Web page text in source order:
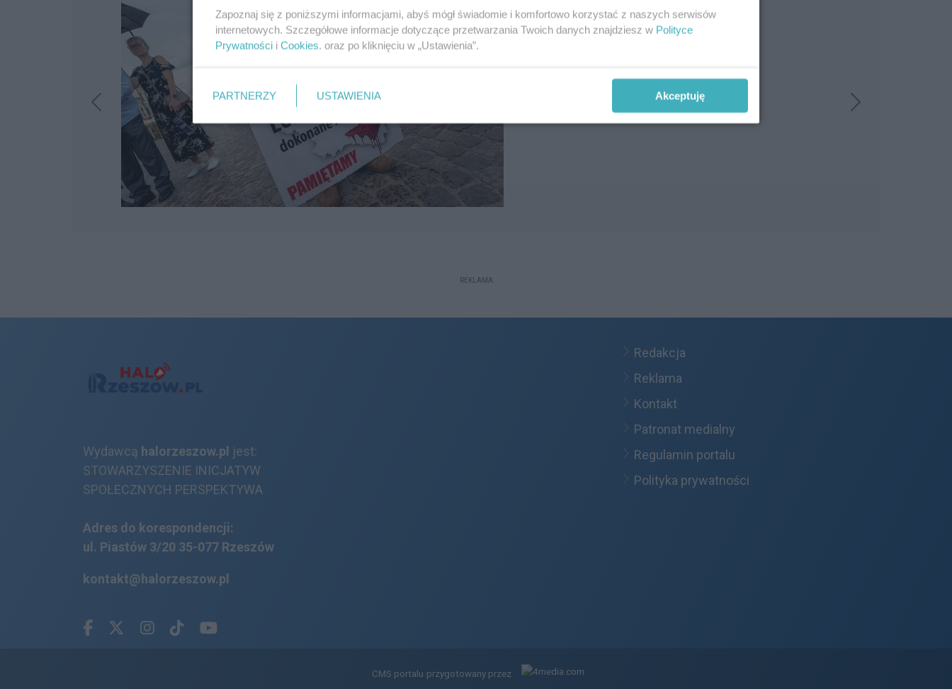
REKLAMA
Wydawcą halorzeszow.pl jest:
STOWARZYSZENIE INICJATYW
SPOŁECZNYCH PERSPEKTYWA
Adres do korespondencji:
ul. Piastów 3/20 35-077 Rzeszów
kontakt@halorzeszow.pl
Redakcja
Reklama
Kontakt
Patronat medialny
Regulamin portalu
Polityka prywatności
Facebook.com
X.comInstagram.com
Tiktok.com
Youtube.com
CMS portalu przygotowany przez
Zapoznaj się z poniższymi informacjami, abyś mógł świadomie i komfortowo korzystać z naszych serwisów
internetowych. Szczegółowe informacje dotyczące przetwarzania Twoich danych znajdziesz w Polityce
Prywatności i Cookies. oraz po kliknięciu w „Ustawienia”.
PARTNERZY USTAWIENIA Akceptuję